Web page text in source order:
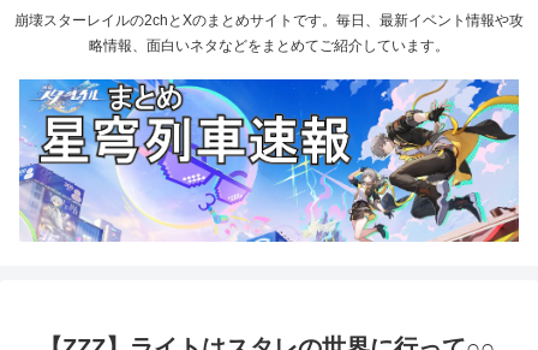
崩壊スターレイルの2chとXのまとめサイトです。毎日、最新イベント情報や攻
略情報、面白いネタなどをまとめてご紹介しています。